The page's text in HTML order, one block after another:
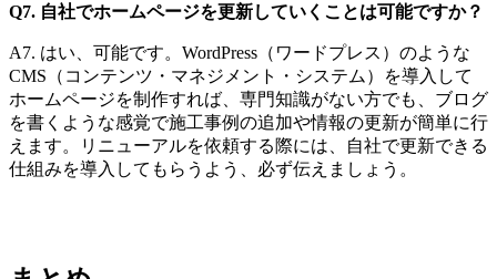
Q7. 自社でホームページを更新していくことは可能ですか？
A7. はい、可能です。WordPress（ワードプレス）のような
CMS（コンテンツ・マネジメント・システム）を導入して
ホームページを制作すれば、専門知識がない方でも、ブログ
を書くような感覚で施工事例の追加や情報の更新が簡単に行
えます。リニューアルを依頼する際には、自社で更新できる
仕組みを導入してもらうよう、必ず伝えましょう。